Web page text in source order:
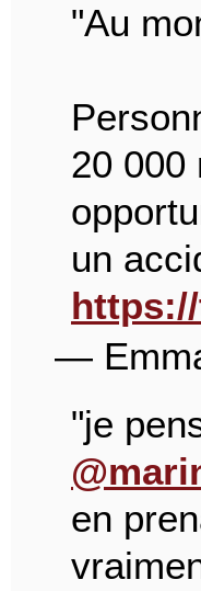
"Au
20 000
un
—
"je
en